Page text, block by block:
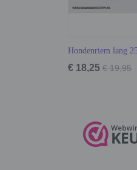
Hondenriem lang
€ 18,25 € 19,95